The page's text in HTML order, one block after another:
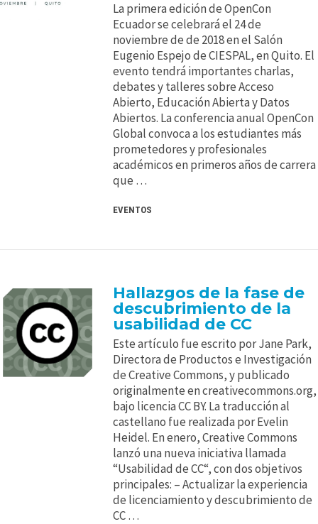
La primera edición de OpenCon
Ecuador se celebrará el 24 de
noviembre de de 2018 en el Salón
Eugenio Espejo de CIESPAL, en Quito. El
evento tendrá importantes charlas,
debates y talleres sobre Acceso
Abierto, Educación Abierta y Datos
Abiertos. La conferencia anual OpenCon
Global convoca a los estudiantes más
prometedores y profesionales
académicos en primeros años de carrera
que …
EVENTOS
Hallazgos de la fase de
descubrimiento de la
usabilidad de CC
Este artículo fue escrito por Jane Park,
Directora de Productos e Investigación
de Creative Commons, y publicado
originalmente en creativecommons.org,
bajo licencia CC BY. La traducción al
castellano fue realizada por Evelin
Heidel. En enero, Creative Commons
lanzó una nueva iniciativa llamada
“Usabilidad de CC“, con dos objetivos
principales: – Actualizar la experiencia
de licenciamiento y descubrimiento de
CC …